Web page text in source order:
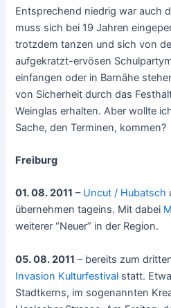
Entsprechend niedrig war auch
muss sich bei 19 Jahren
trotzdem tanzen und sich von
aufgekratzt-ervösen
einfangen oder in Barnähe
von Sicherheit durch das
Weinglas erhalten. Aber wollte
Sache, den Terminen, kommen?
Freiburg
01. 08. 2011 – Uncut / Hubatsch
übernehmen tageins. Mit dabei
weiterer “Neuer” in der Region.
05. 08. 2011 – bereits zum
Invasion Kulturfestival statt.
Stadtkerns, im sogenannten